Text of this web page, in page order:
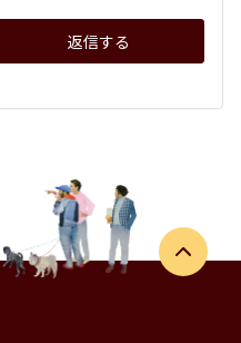
返信する